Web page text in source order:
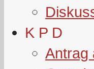
K P D
Antrag